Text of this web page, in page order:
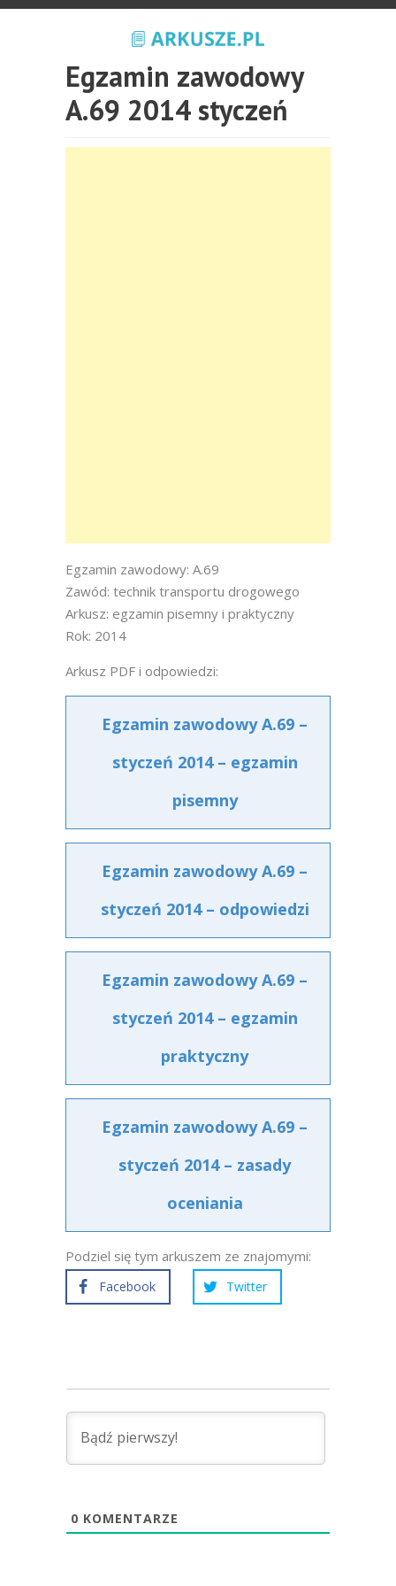
Egzamin zawodowy
A.69 2014 styczeń
Egzamin zawodowy: A.69
Zawód: technik transportu drogowego
Arkusz: egzamin pisemny i praktyczny
Rok: 2014
Arkusz PDF i odpowiedzi:
Egzamin zawodowy A.69 –
styczeń 2014 – egzamin
pisemny
Egzamin zawodowy A.69 –
styczeń 2014 – odpowiedzi
Egzamin zawodowy A.69 –
styczeń 2014 – egzamin
praktyczny
Egzamin zawodowy A.69 –
styczeń 2014 – zasady
oceniania
Podziel się tym arkuszem ze znajomymi:
Facebook Twitter
0 KOMENTARZE